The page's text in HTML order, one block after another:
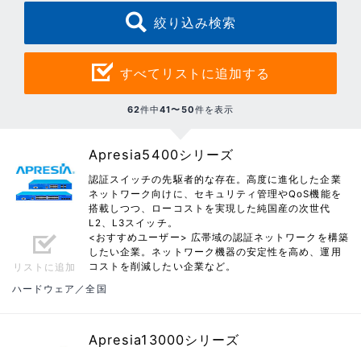
絞り込み検索
すべてリストに追加する
62件中41〜50件を表示
リストに追加
Apresia5400シリーズ
認証スイッチの先駆者的な存在。高度に進化した企業
ネットワーク向けに、セキュリティ管理やQoS機能を
搭載しつつ、ローコストを実現した純国産の次世代
L2、L3スイッチ。
<おすすめユーザー> 広帯域の認証ネットワークを構築
したい企業。ネットワーク機器の安定性を高め、運用
コストを削減したい企業など。
ハードウェア／全国
Apresia13000シリーズ